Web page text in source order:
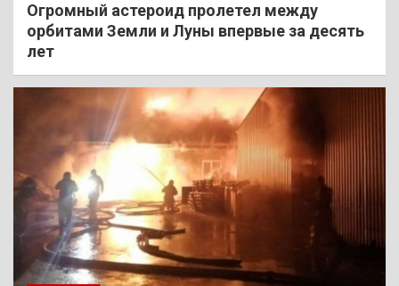
Огромный астероид пролетел между
орбитами Земли и Луны впервые за десять
лет